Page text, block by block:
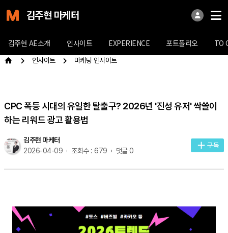
김주현 마케터
김주현 AE소개 인사이트 EXPERIENCE 포트폴리오 TO
인사이트 마케팅 인사이트
CPC 폭등 시대의 유일한 탈출구? 2026년 '진성 유저' 싹쓸이
하는 리워드 광고 활용법
김주현 마케터
2026-04-09
조회수 : 679 댓글 0
구독